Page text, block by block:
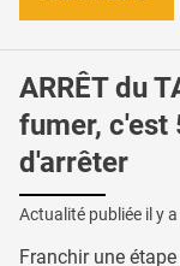
ARRÊT du
fumer, c'est
d'arrêter
Actualité publiée il y a
Franchir une étape